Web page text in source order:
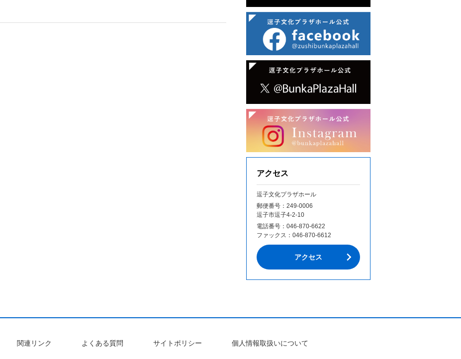
アクセス
逗子文化プラザホール
郵便番号：249‐0006
逗子市逗子4-2-10
電話番号： 046-870-6622
ファックス： 046-870-6612
アクセス
関連リンク よくある質問 サイトポリシー 個人情報取扱いについて